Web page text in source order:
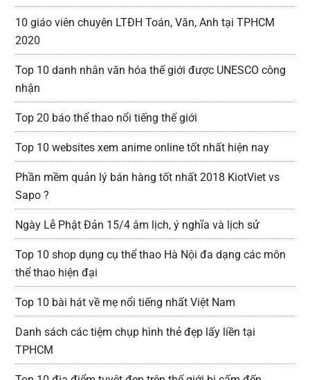
10 giáo viên chuyên LTĐH Toán, Văn, Anh tại TPHCM
2020
Top 10 danh nhân văn hóa thế giới được UNESCO công
nhận
Top 20 báo thể thao nổi tiếng thế giới
Top 10 websites xem anime online tốt nhất hiện nay
Phần mềm quản lý bán hàng tốt nhất 2018 KiotViet vs
Sapo ?
Ngày Lễ Phật Đản 15/4 âm lịch, ý nghĩa và lịch sử
Top 10 shop dụng cụ thể thao Hà Nội đa dạng các môn
thể thao hiện đại
Top 10 bài hát về mẹ nổi tiếng nhất Việt Nam
Danh sách các tiệm chụp hình thẻ đẹp lấy liền tại
TPHCM